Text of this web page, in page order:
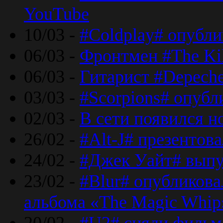
YouTube
10/03 - #Coldplay#
06/03 - Фронтмен #The
06/03 - Гитарист
03/03 - #Scorpions#
02/03 - В сети появился
26/02 - #Alt-J#
24/02 - #Джек Уайт#
23/02 - #Blur#
альбома «The Magic